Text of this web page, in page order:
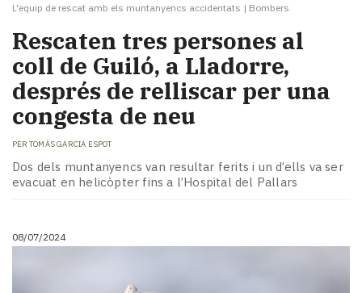
L'equip de rescat amb els muntanyencs accidentats | Bombers
Rescaten tres persones al
coll de Guiló, a Lladorre,
després de relliscar per una
congesta de neu
PER TOMÀS GARCIA ESPOT
Dos dels muntanyencs van resultar ferits i un d’ells va ser
evacuat en helicòpter fins a l’Hospital del Pallars
08/07/2024